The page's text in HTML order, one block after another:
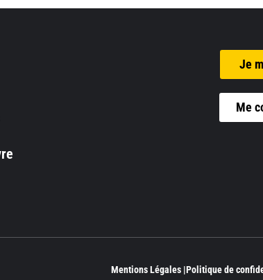
Je
Me
Mentions Légales |Politique de